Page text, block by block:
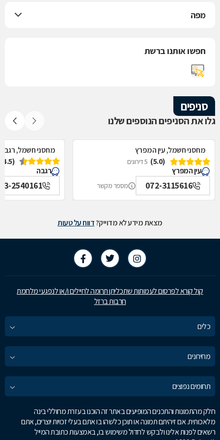
מפה
חפשו אותנו ברשת
סניפים
גלו את הסניפים הנוספים שלנו
מחסני חשמל, עין המפרץ
(5.0)
5 דירוגים
עין המפרץ
072-3115616 מספר מקשר
מחסני חשמל, רגבה
(4.5)
רגבה
2540161
מצאת מידע לא מדוייק?דווח על טעות
קול קורא לפרסום לעמותות שתכליתן תרומה לחיילים ו/או לנפגעי מלחמת
חרבות ברזל
כלים
מחירונים
תחומים נפוצים
חלק מהתמונות והתכנים המופיעים באתר זה הוכנו בעזרת מחוללי בינה
מלאכותית. אם זיהיתם תמונה או תוכן כלשהו בו אתם בעלי זכויות יוצרים, אתם
רשאים לפנות אלינו ולבקש לחדול משימוש בו, באמצעות כתובת המייל